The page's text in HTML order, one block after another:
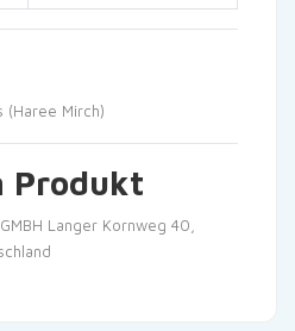
(Haree Mirch)
Produkt
GMBH Langer Kornweg 40,